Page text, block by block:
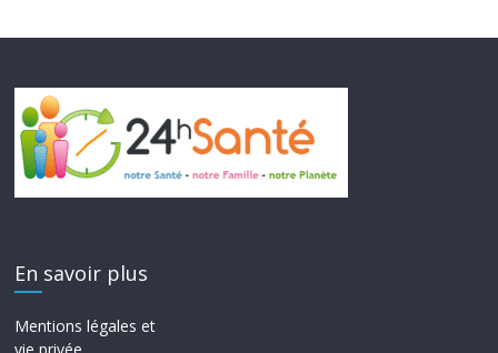
En savoir plus
Mentions légales et